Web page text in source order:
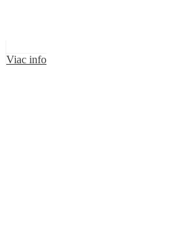
Viac info